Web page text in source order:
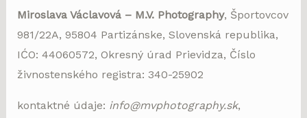
Miroslava Václavová – M.V. Photography, Športovcov
981/22A, 95804 Partizánske, Slovenská republika,
IĆO: 44060572, Okresný úrad Prievidza, Číslo
živnostenského registra: 340-25902
kontaktné údaje: info@mvphotography.sk,